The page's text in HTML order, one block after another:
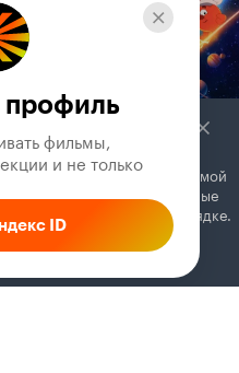
профиль
фильмы,
и не только
ID
рекламы. Вместе с рекламой
с фильмами и другие важные
и всё будет в порядке.